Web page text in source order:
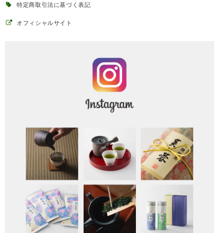
特定商取引法に基づく表記
オフィシャルサイト